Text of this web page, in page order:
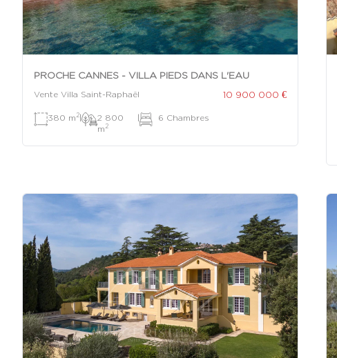
PROCHE CANNES - VILLA PIEDS DANS L'EAU
Vente Villa Saint-Raphaël 10 900 000 €
380 m 2|
2 800
m 2
| 6 Chambres